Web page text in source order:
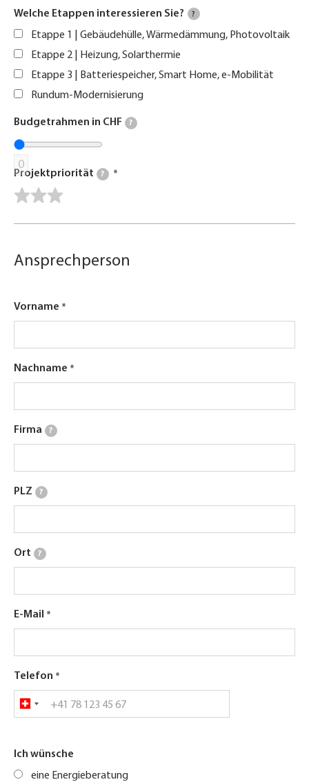
Welche Etappen interessieren Sie? ?
Etappe 1 | Gebäudehülle, Wärmedämmung, Photovoltaik
Etappe 2 | Heizung, Solarthermie
Etappe 3 | Batteriespeicher, Smart Home, e-Mobilität
Rundum-Modernisierung
Budgetrahmen in CHF ?
0
Projektpriorität ?
Ansprechperson
Vorname
Nachname
Firma ?
PLZ ?
Ort ?
E-Mail
Telefon
Ich wünsche
eine Energieberatung